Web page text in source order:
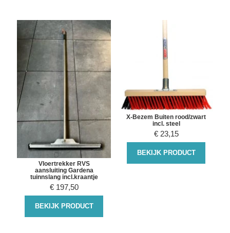
Vloertrekker RVS
aansluiting Gardena
tuinnslang incl.kraantje
€ 197,50
BEKIJK PRODUCT
X-Bezem Buiten rood/zwart
incl. steel
€ 23,15
BEKIJK PRODUCT